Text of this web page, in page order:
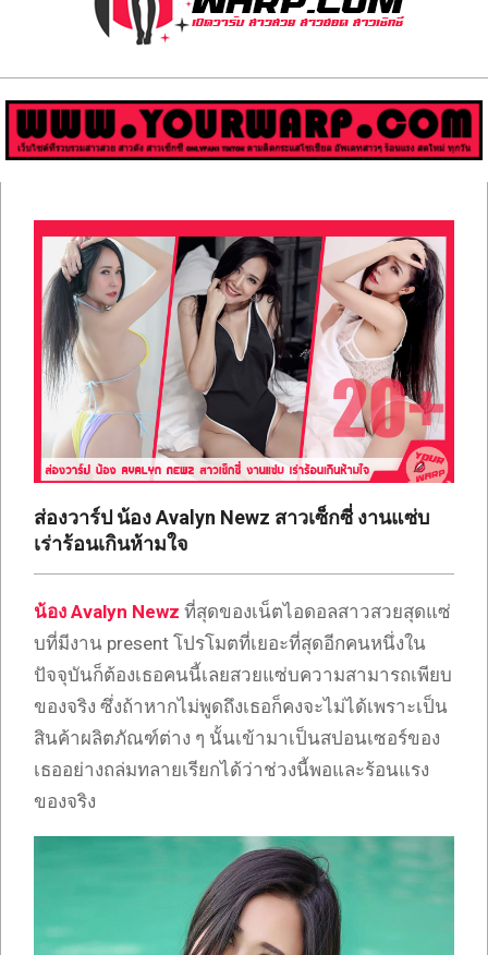
ส่อง
วาร์
ป
สวย
มีชื่อ
เสียง
คน
ดัง
คน
กระแส
เซ็กซี่
ONLYFANS
TIKTOK
Navigation
ส่องวาร์ป น้อง Avalyn Newz สาวเซ็กซี่ งานแซ่บ
เร่าร้อนเกินห้ามใจ
น้อง Avalyn Newz ที่สุดของเน็ตไอดอลสาวสวยสุดแซ่
บที่มีงาน present โปรโมตที่เยอะที่สุดอีกคนหนึ่งใน
ปัจจุบันก็ต้องเธอคนนี้เลยสวยแซ่บความสามารถเพียบ
ของจริง ซึ่งถ้าหากไม่พูดถึงเธอก็คงจะไม่ได้เพราะเป็น
สินค้าผลิตภัณฑ์ต่าง ๆ นั้นเข้ามาเป็นสปอนเซอร์ของ
เธออย่างถล่มทลายเรียกได้ว่าช่วงนี้พอและร้อนแรง
ของจริง